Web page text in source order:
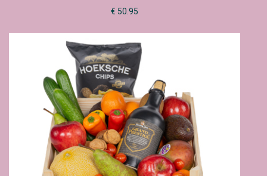
€ 50.95